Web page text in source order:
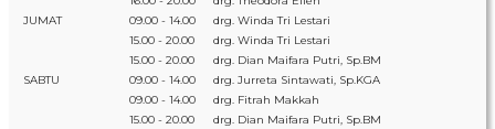
JUMAT
09.00 - 14.00
drg. Winda Tri Lestari
15.00 - 20.00
drg. Winda Tri Lestari
15.00 - 20.00
drg. Dian Maifara Putri, Sp.BM
SABTU
09.00 - 14.00
drg. Jurreta Sintawati, Sp.KGA
09.00 - 14.00
drg. Fitrah Makkah
15.00 - 20.00
drg. Dian Maifara Putri, Sp.BM